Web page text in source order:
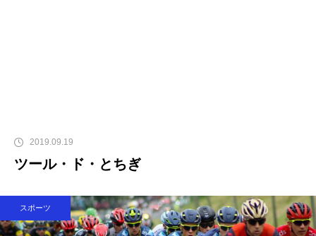
2019.09.19
ツール・ド・とちぎ
スポーツ